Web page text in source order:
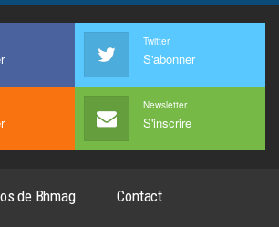
Twitter
S'abonner
Newsletter
S'inscrire
de Bhmag
Contact